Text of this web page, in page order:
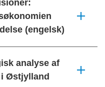
(engelsk)
analyse af
i Østjylland